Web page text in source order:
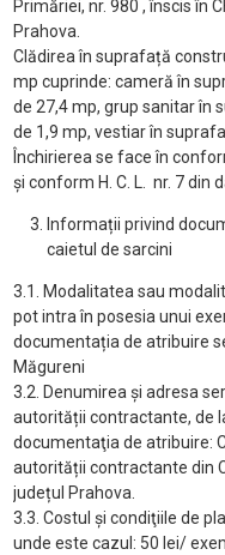
Primăriei, nr. 980 , înscis în
Prahova.
Clădirea în suprafață
mp cuprinde: cameră în
de 27,4 mp, grup sanitar în
de 1,9 mp, vestiar în
Închirierea se face în
și conform H. C. L. nr. 7 din
Informații privind
caietul de sarcini
3.1. Modalitatea sau
pot intra în posesia unui
documentația de atribuire
Măgureni
3.2. Denumirea şi adresa
autorității contractante, de
documentaţia de atribuire:
autorității contractante din
județul Prahova.
3.3. Costul şi condiţiile de
unde este cazul: 50 lei/